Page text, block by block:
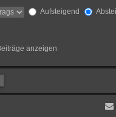
Aufsteigend
anzeigen